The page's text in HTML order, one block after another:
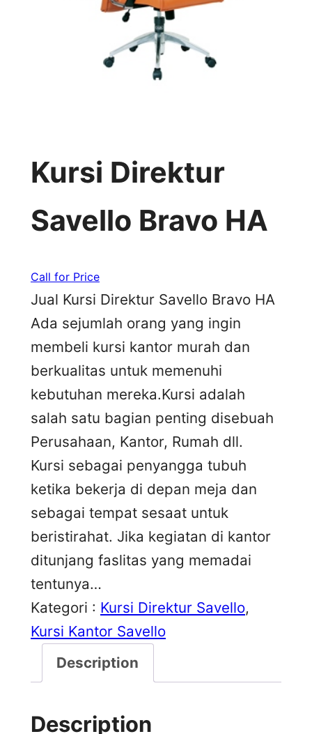
Kursi Direktur
Savello Bravo HA
Call for Price
Jual Kursi Direktur Savello Bravo HA
Ada sejumlah orang yang ingin
membeli kursi kantor murah dan
berkualitas untuk memenuhi
kebutuhan mereka.Kursi adalah
salah satu bagian penting disebuah
Perusahaan, Kantor, Rumah dll.
Kursi sebagai penyangga tubuh
ketika bekerja di depan meja dan
sebagai tempat sesaat untuk
beristirahat. Jika kegiatan di kantor
ditunjang faslitas yang memadai
tentunya…
Kategori : Kursi Direktur Savello
Kursi Kantor Savello
Description
Description